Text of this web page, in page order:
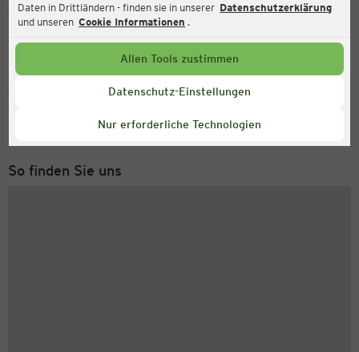
Daten in Drittländern - finden sie in unserer Datenschutzerklärung
und unseren Cookie Informationen .
Allen Tools zustimmen
Datenschutz-Einstellungen
Nur erforderliche Technologien
Aktuell:
Geöffnet
Service Hotline
Montag bis Freitag 8-18 Uhr
So finden Sie uns